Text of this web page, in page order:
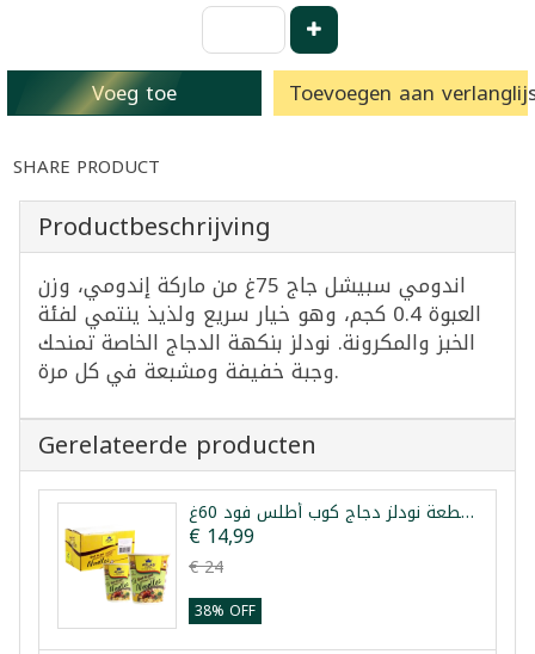
Voeg toe Toevoegen aan
SHARE PRODUCT
Productbeschrijving
اندومي سبيشل جاج 75غ من ماركة إندومي، وزن
العبوة 0.4 كجم، وهو خيار سريع ولذيذ ينتمي لفئة
الخبز والمكرونة. نودلز بنكهة الدجاج الخاصة تمنحك
وجبة خفيفة ومشبعة في كل مرة.
Gerelateerde producten
طرد 24 قطعة نودلز دجاج كوب أطلس فود 60غ
€ 14,99
€ 24
38% OFF